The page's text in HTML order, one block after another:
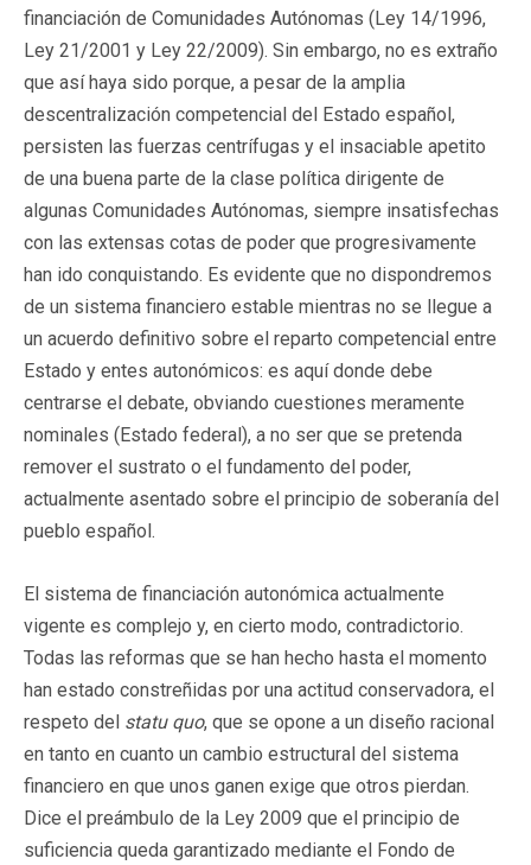
financiación de Comunidades Autónomas (Ley 14/1996,
Ley 21/2001 y Ley 22/2009). Sin embargo, no es extraño
que así haya sido porque, a pesar de la amplia
descentralización competencial del Estado español,
persisten las fuerzas centrífugas y el insaciable apetito
de una buena parte de la clase política dirigente de
algunas Comunidades Autónomas, siempre insatisfechas
con las extensas cotas de poder que progresivamente
han ido conquistando. Es evidente que no dispondremos
de un sistema financiero estable mientras no se llegue a
un acuerdo definitivo sobre el reparto competencial entre
Estado y entes autonómicos: es aquí donde debe
centrarse el debate, obviando cuestiones meramente
nominales (Estado federal), a no ser que se pretenda
remover el sustrato o el fundamento del poder,
actualmente asentado sobre el principio de soberanía del
pueblo español.
El sistema de financiación autonómica actualmente
vigente es complejo y, en cierto modo, contradictorio.
Todas las reformas que se han hecho hasta el momento
han estado constreñidas por una actitud conservadora, el
respeto del statu quo, que se opone a un diseño racional
en tanto en cuanto un cambio estructural del sistema
financiero en que unos ganen exige que otros pierdan.
Dice el preámbulo de la Ley 2009 que el principio de
suficiencia queda garantizado mediante el Fondo de